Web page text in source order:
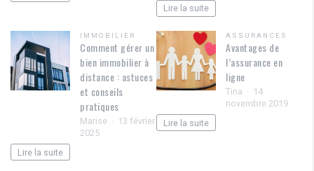
Lire la suite
IMMOBILIER
Comment gérer un
bien immobilier à
distance : astuces
et conseils
pratiques
Marise
13 février
2025
Lire la suite
ASSURANCES
Avantages de
l’assurance en
ligne
Tina
14
novembre 2019
Lire la suite